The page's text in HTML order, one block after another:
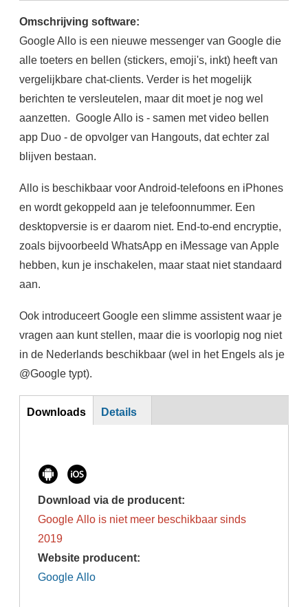
Omschrijving software:
Google Allo is een nieuwe messenger van Google die
alle toeters en bellen (stickers, emoji's, inkt) heeft van
vergelijkbare chat-clients. Verder is het mogelijk
berichten te versleutelen, maar dit moet je nog wel
aanzetten. Google Allo is - samen met video bellen
app Duo - de opvolger van Hangouts, dat echter zal
blijven bestaan.
Allo is beschikbaar voor Android-telefoons en iPhones
en wordt gekoppeld aan je telefoonnummer. Een
desktopversie is er daarom niet. End-to-end encryptie,
zoals bijvoorbeeld WhatsApp en iMessage van Apple
hebben, kun je inschakelen, maar staat niet standaard
aan.
Ook introduceert Google een slimme assistent waar je
vragen aan kunt stellen, maar die is voorlopig nog niet
in de Nederlands beschikbaar (wel in het Engels als je
@Google typt).
Download
Downloads Details
Download via de producent:
Google Allo is niet meer beschikbaar sinds
2019
Website producent:
Google Allo